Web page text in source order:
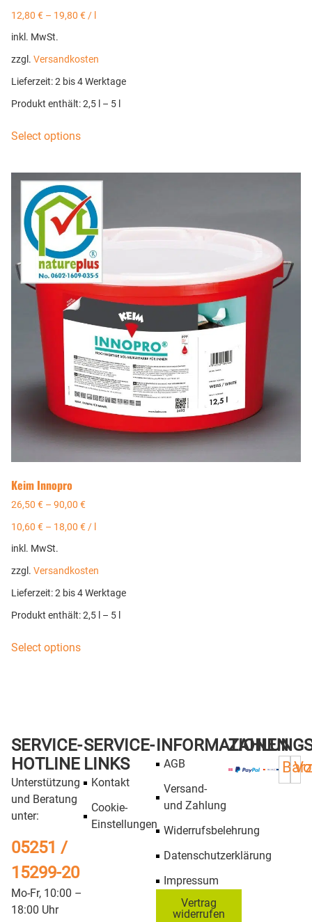
12,80 € – 19,80 € /
inkl. MwSt.
zzgl. Versandkosten
Lieferzeit:2 bis 4 Werktage
Produkt enthält: 2,5 l – 5 l
Select options
Keim Innopro
26,50 € – 90,00 €
10,60 € – 18,00 € /
inkl. MwSt.
zzgl. Versandkosten
Lieferzeit:2 bis 4 Werktage
Produkt enthält: 2,5 l – 5 l
Select options
SERVICE-
HOTLINE
Unterstützung
und Beratung
unter:
05251 /
15299-20
Mo-Fr, 10:00 –
18:00 Uhr
SERVICE-
LINKS
Kontakt
Cookie-
Einstellungen
INFORMATIONEN
AGB
Versand-
und Zahlung
Widerrufsbelehrung
Datenschutzerklärung
Impressum
Vertrag
widerrufen